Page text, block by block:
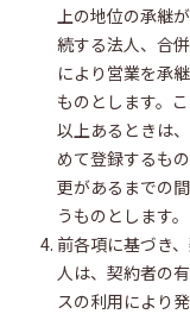
上の地位の承継
続する法人、合
により営業を承
ものとします。
以上あるときは
めて登録するも
更があるまでの
うものとします。
前各項に基づき
人は、契約者の
スの利用により